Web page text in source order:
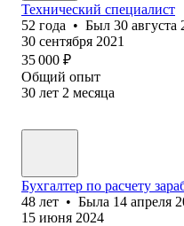
Технический специалист
52 года • Был 30 августа
30 сентября 2021
35 000 ₽
Общий опыт
30 лет 2 месяца
Бухгалтер по расчету
48 лет • Была 14 апреля
15 июня 2024